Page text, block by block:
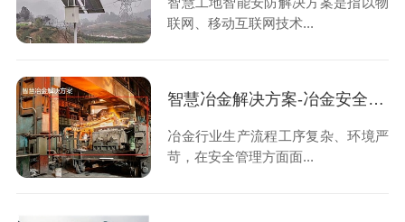
联网、移动互联网技术...
智慧冶金解决方案-冶金安全生产管理智能化建设
冶金行业生产流程工序复杂、环境严
苛，在安全管理方面面...